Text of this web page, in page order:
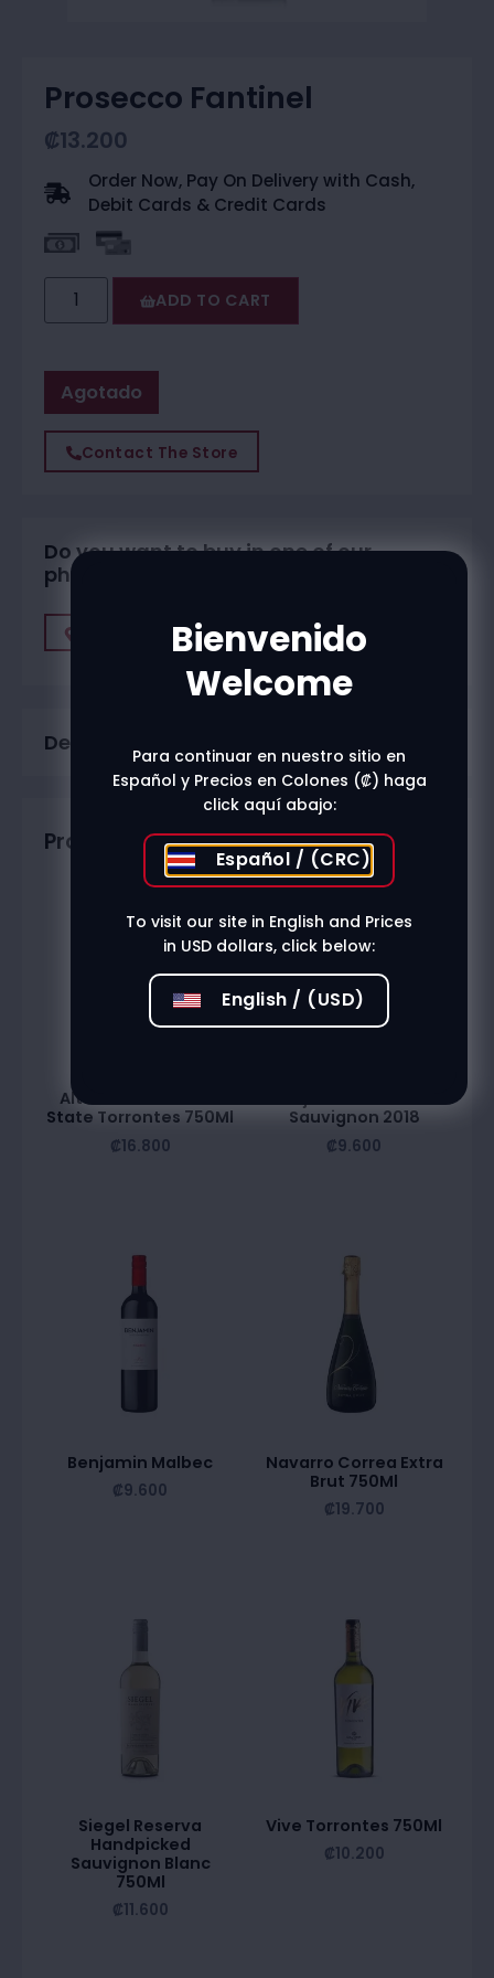
Prosecco Fantinel
₡13.200
Order Now, Pay On Delivery with Cash,
Debit Cards & Credit Cards
ADD TO CART
Agotado
Contact The Store
Do you want to buy in one of our
physical stores?
Find A Store
Description
Productos relacionados
Alta Vista Premium
State Torrontes 750Ml
₡16.800
Sauvignon 2018
₡9.600
Benjamin Malbec
₡9.600
Navarro Correa Extra
Brut 750Ml
₡19.700
Siegel Reserva
Handpicked
Sauvignon Blanc
750Ml
₡11.600
Vive Torrontes 750Ml
₡10.200
Bienvenido
Welcome
Para continuar en nuestro sitio en
Español y Precios en Colones (₡) haga
click aquí abajo:
Español / (CRC)
To visit our site in English and Prices
in USD dollars, click below:
English / (USD)